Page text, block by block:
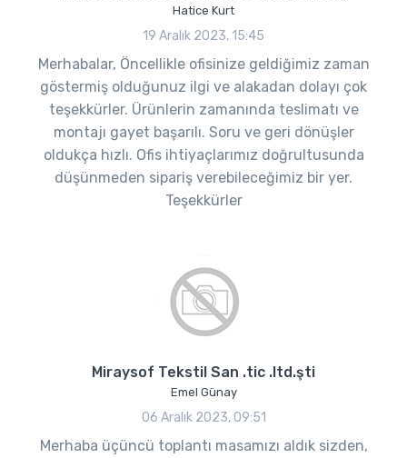
Hatice Kurt
19 Aralık 2023, 15:45
Merhabalar, Öncellikle ofisinize geldiğimiz zaman
göstermiş olduğunuz ilgi ve alakadan dolayı çok
teşekkürler. Ürünlerin zamanında teslimatı ve
montajı gayet başarılı. Soru ve geri dönüşler
oldukça hızlı. Ofis ihtiyaçlarımız doğrultusunda
düşünmeden sipariş verebileceğimiz bir yer.
Teşekkürler
Miraysof Tekstil San .tic .ltd.şti
Emel Günay
06 Aralık 2023, 09:51
Merhaba üçüncü toplantı masamızı aldık sizden,